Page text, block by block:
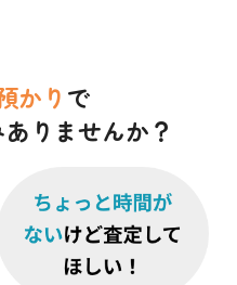
かり で
りませんか？